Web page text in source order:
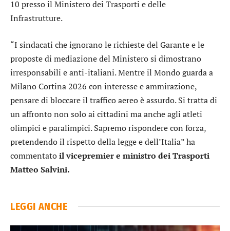
10 presso il Ministero dei Trasporti e delle
Infrastrutture.
“I sindacati che ignorano le richieste del Garante e le
proposte di mediazione del Ministero si dimostrano
irresponsabili e anti-italiani. Mentre il Mondo guarda a
Milano Cortina 2026 con interesse e ammirazione,
pensare di bloccare il traffico aereo è assurdo. Si tratta di
un affronto non solo ai cittadini ma anche agli atleti
olimpici e paralimpici. Sapremo rispondere con forza,
pretendendo il rispetto della legge e dell’Italia” ha
commentatoil vicepremier e ministro dei Trasporti
Matteo Salvini.
LEGGI ANCHE